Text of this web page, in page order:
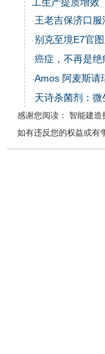
·王老吉保济口
·别克至境E7官
·癌症，不再是
·Amos 阿麦斯请
·天诗杀菌剂：
感谢您阅读： 智能建造
如有违反您的权益或有